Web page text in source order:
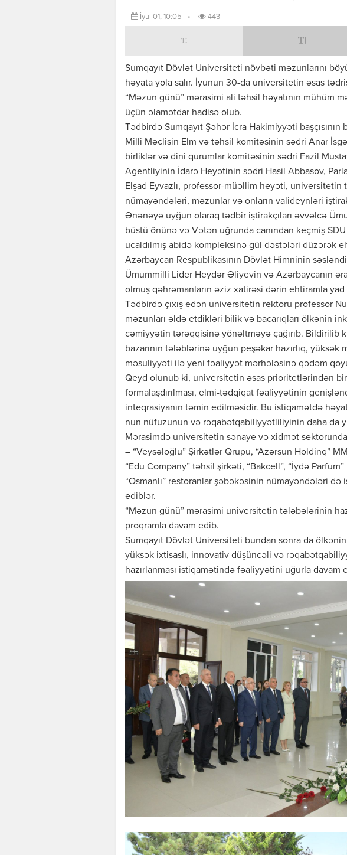
İyul 01, 10:05 • 443
Sumqayıt Dövlət Universiteti növbəti məzunlarını
həyata yola salır. İyunun 30-da universitetin əsas
“Məzun günü” mərasimi ali təhsil həyatının mühüm
üçün əlamətdar hadisə olub.
Tədbirdə Sumqayıt Şəhər İcra Hakimiyyəti
Milli Məclisin Elm və təhsil komitəsinin sədri Anar
birliklər və dini qurumlar komitəsinin sədri Fazil
Agentliyinin İdarə Heyətinin sədri Hasil Abbasov,
Elşad Eyvazlı, professor-müəllim heyəti, universitetin
nümayəndələri, məzunlar və onların valideynləri
Ənənəyə uyğun olaraq tədbir iştirakçıları əvvəlcə
büstü önünə və Vətən uğrunda canından keçmiş
ucaldılmış abidə kompleksinə gül dəstələri düzərək
Azərbaycan Respublikasının Dövlət Himninin
Ümummilli Lider Heydər Əliyevin və Azərbaycanın
olmuş qəhrəmanların əziz xatirəsi dərin ehtiramla
Tədbirdə çıxış edən universitetin rektoru professor
məzunları əldə etdikləri bilik və bacarıqları ölkənin
cəmiyyətin tərəqqisinə yönəltməyə çağırıb. Bildirilib
bazarının tələblərinə uyğun peşəkar hazırlıq,
məsuliyyəti ilə yeni fəaliyyət mərhələsinə qədəm
Qeyd olunub ki, universitetin əsas prioritetlərindən
formalaşdırılması, elmi-tədqiqat fəaliyyətinin
inteqrasiyanın təmin edilməsidir. Bu istiqamətdə
nun nüfuzunun və rəqabətqabiliyyətliliyinin daha da
Mərasimdə universitetin sənaye və xidmət
– “Veysəloğlu” Şirkətlər Qrupu, “Azərsun Holdinq”
“Edu Company” təhsil şirkəti, “Bakcell”, “İydə
“Osmanlı” restoranlar şəbəkəsinin nümayəndələri də
ediblər.
“Məzun günü” mərasimi universitetin tələbələrinin
proqramla davam edib.
Sumqayıt Dövlət Universiteti bundan sonra da
yüksək ixtisaslı, innovativ düşüncəli və
hazırlanması istiqamətində fəaliyyətini uğurla davam